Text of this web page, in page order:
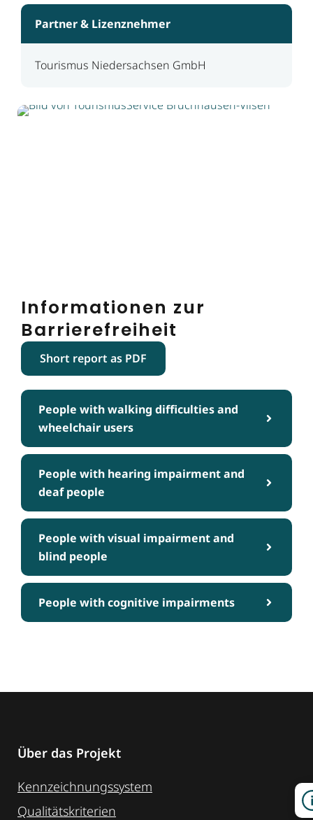
Partner & Lizenznehmer
Tourismus Niedersachsen GmbH
Informationen zur
Barrierefreiheit
Short report as PDF
People with walking difficulties and
wheelchair users
People with hearing impairment and
deaf people
People with visual impairment and
blind people
People with cognitive impairments
Über das Projekt
Kennzeichnungssystem
Qualitätskriterien